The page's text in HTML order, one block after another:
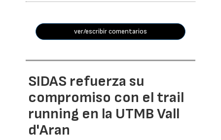
ver/escribir comentarios
SIDAS refuerza su
compromiso con el trail
running en la UTMB Vall
d'Aran